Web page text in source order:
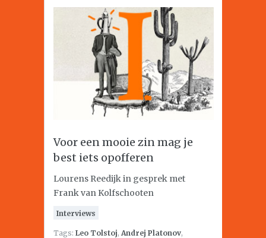
Voor een mooie zin mag je
best iets opofferen
Lourens Reedijk in gesprek met
Frank van Kolfschooten
Interviews
Tags: Leo Tolstoj, Andrej Platonov,